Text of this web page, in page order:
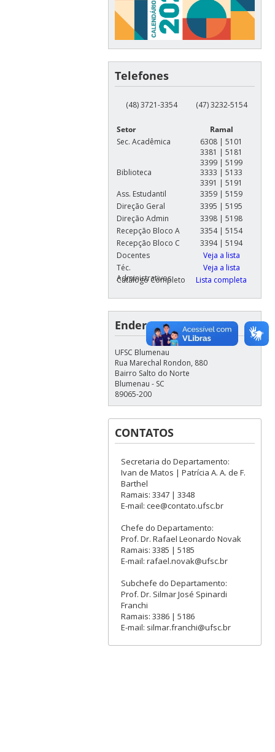
Telefones
(48) 3721-3354 (47) 3232-5154
Setor
Ramal
Sec. Acadêmica
6308 | 5101
3381 | 5181
3399 | 5199
Biblioteca
3333 | 5133
3391 | 5191
Ass. Estudantil
3359 | 5159
Direção Geral
3395 | 5195
Direção Admin
3398 | 5198
Recepção Bloco A
3354 | 5154
Recepção Bloco C
3394 | 5194
Docentes
Veja a lista
Téc.
Administrativos
Veja a lista
Catálogo Completo
Lista completa
Endereço
UFSC Blumenau
Rua Marechal Rondon, 880
Bairro Salto do Norte
Blumenau - SC
89065-200
CONTATOS
Secretaria do Departamento:
Ivan de Matos | Patrícia A. A. de F.
Barthel
Ramais: 3347 | 3348
E-mail: cee@contato.ufsc.br
Chefe do Departamento:
Prof. Dr. Rafael Leonardo Novak
Ramais: 3385 | 5185
E-mail: rafael.novak@ufsc.br
Subchefe do Departamento:
Prof. Dr. Silmar José Spinardi
Franchi
Ramais: 3386 | 5186
E-mail: silmar.franchi@ufsc.br